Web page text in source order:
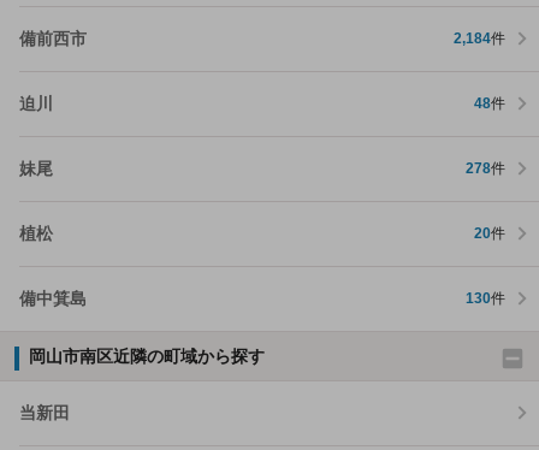
備前西市 2,184件
迫川 48件
妹尾 278件
植松 20件
備中箕島 130件
岡山市南区近隣の町域から探す
当新田